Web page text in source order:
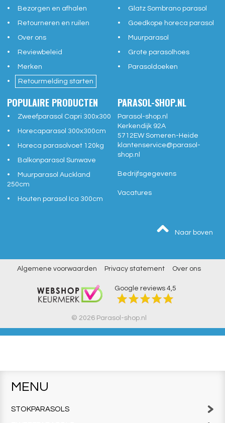
Bezorgen en afhalen
Retourneren en ruilen
Over ons
Reviewbeleid
Merken
Retourmelding starten
Glatz Sombrano parasol
Goedkope horeca parasol
Muurparasol
Grote parasolhoes
Parasoldoeken
POPULAIRE PRODUCTEN
Zweefparasol Capri 300x300
Horecaparasol 300x300cm
Horeca parasolvoet 120kg
Balkonparasol Sunwave
Muurparasol Auckland
250cm
Houten parasol Ica 300cm
PARASOL-SHOP.NL
Parasol-shop.nl
Kerkendijk 92A
5712EW Someren-Heide
klantenservice@parasol-
shop.nl
Bedrijfsgegevens
Vacatures
Naar boven
Algemene voorwaarden Privacy statement Over ons
Google reviews 4,5
© 2026 Parasol-shop.nl
MENU
STOKPARASOLS